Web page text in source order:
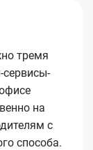
тремя
на
с
способа.